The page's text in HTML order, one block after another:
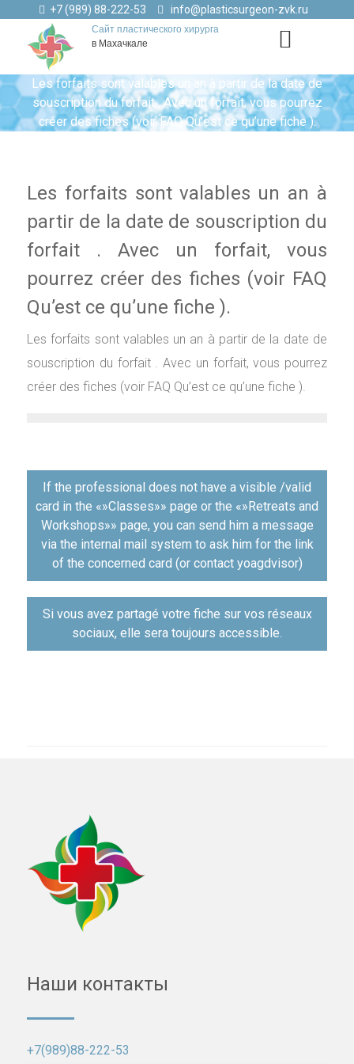
+7 (989) 88-222-53 info@plasticsurgeon-zvk.ru
Сайт пластического хирурга
в Махачкале
Les forfaits sont valables un an à partir de la date de
souscription du forfait . Avec un forfait, vous pourrez
créer des fiches (voir FAQ Qu’est ce qu’une fiche ).
Les forfaits sont valables un an à
partir de la date de souscription du
forfait . Avec un forfait, vous
pourrez créer des fiches (voir FAQ
Qu’est ce qu’une fiche ).
Les forfaits sont valables un an à partir de la date de
souscription du forfait . Avec un forfait, vous pourrez
créer des fiches (voir FAQ Qu’est ce qu’une fiche ).
Навигация
записям
If the professional does not have a visible /valid
card in the «»Classes»» page or the «»Retreats and
Workshops»» page, you can send him a message
via the internal mail system to ask him for the link
of the concerned card (or contact yoagdvisor)
Si vous avez partagé votre fiche sur vos réseaux
sociaux, elle sera toujours accessible.
Наши контакты
+7(989)88-222-53